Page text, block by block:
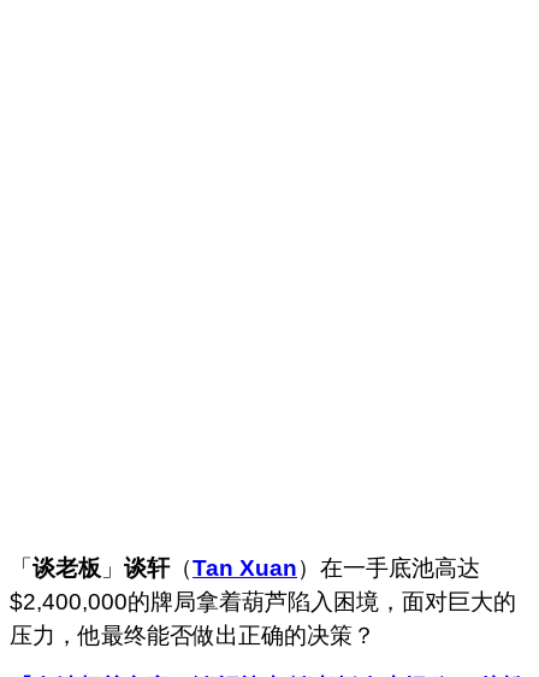
「谈老板 」 谈轩（Tan Xuan）在一手底池高达
$2,400,000的牌局拿着葫芦陷入困境，面对巨大的
压力，他最终能否做出正确的决策？